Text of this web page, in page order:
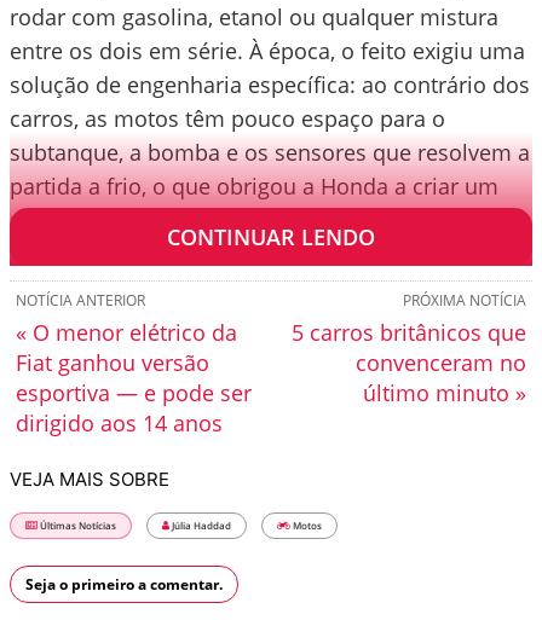
rodar com gasolina, etanol ou qualquer mistura
entre os dois em série. À época, o feito exigiu uma
solução de engenharia específica: ao contrário dos
carros, as motos têm pouco espaço para o
subtanque, a bomba e os sensores que resolvem a
partida a frio, o que obrigou a Honda a criar um
sistema compacto de injeção e gestão eletrônica.
CONTINUAR LENDO
PRÓXIMA NOTÍCIA
5 carros britânicos que
convenceram no
último minuto »
NOTÍCIA ANTERIOR
« O menor elétrico da
Fiat ganhou versão
esportiva — e pode ser
dirigido aos 14 anos
VEJA MAIS SOBRE
Últimas Notícias Júlia Haddad Motos
Seja o primeiro a comentar.